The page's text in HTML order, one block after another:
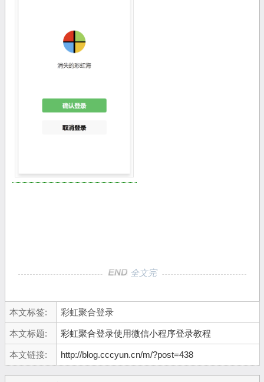
全文完
本文标签: 彩虹聚合登录
本文标题: 彩虹聚合登录使用微信小程序登录教程
本文链接: http://blog.cccyun.cn/m/?post=438